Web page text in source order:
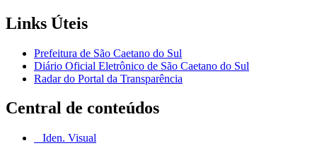
Links Úteis
Prefeitura de São Caetano do Sul
Diário Oficial Eletrônico de São Caetano do Sul
Radar do Portal da Transparência
Central de conteúdos
Iden. Visual